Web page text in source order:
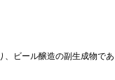
、ビール醸造の副生成物で